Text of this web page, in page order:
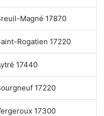
Magné 17870
Rogatien 17220
17440
17220
17300